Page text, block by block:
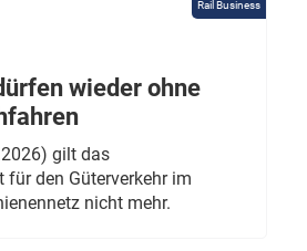
Rail Business
wieder ohne
gilt das
für den Güterverkehr im
nicht mehr.